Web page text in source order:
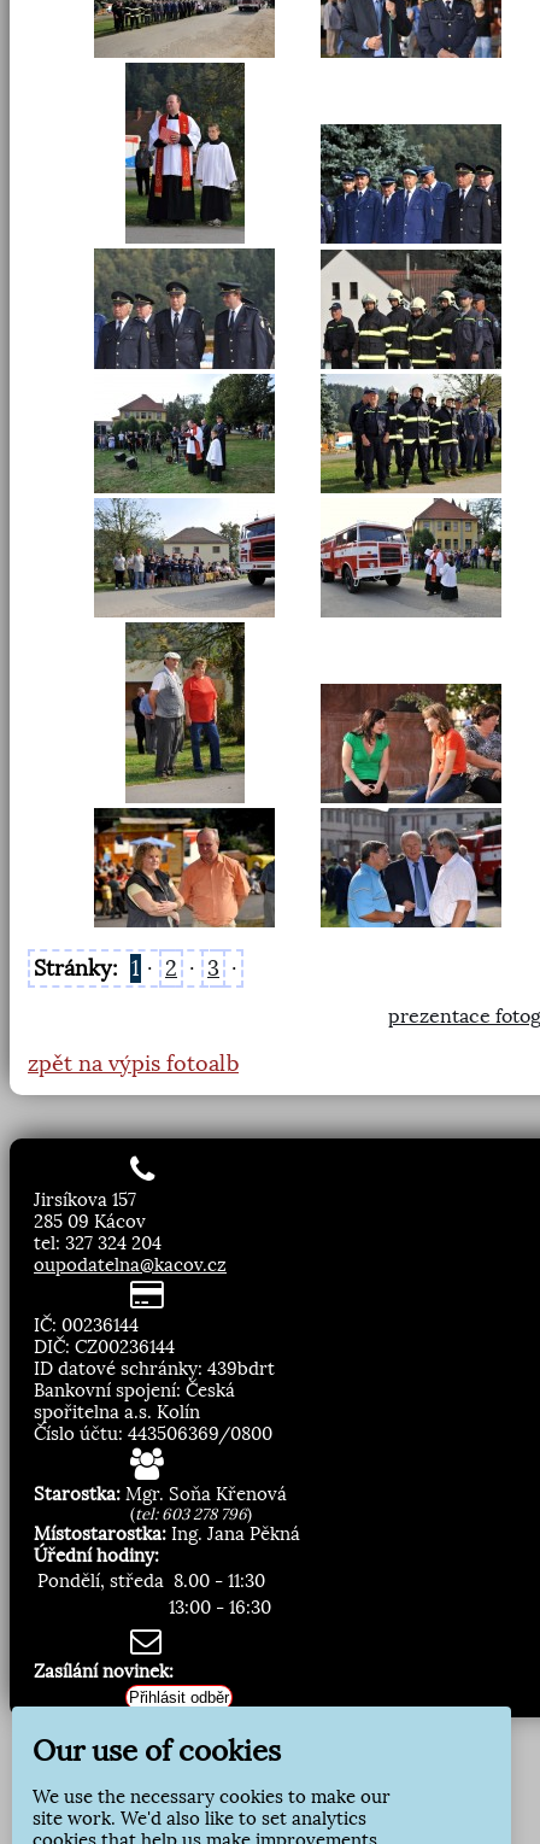
Stránky: 1 · 2 · 3 ·
prezentace
zpět na výpis fotoalb
Jirsíkova 157
285 09 Kácov
tel: 327 324 204
oupodatelna@kacov.cz
IČ: 00236144
DIČ: CZ00236144
ID datové schránky: 439bdrt
Bankovní spojení: Česká
spořitelna a.s. Kolín
Číslo účtu: 443506369/0800
Starostka: Mgr. Soňa Křenová
(tel: 603 278 796)
Místostarostka: Ing. Jana Pěkná
Úřední hodiny:
Pondělí, středa 8.00 - 11:30
13:00 - 16:30
Zasílání novinek:
Přihlásit odběr
Our use of cookies
We use the necessary cookies to make our
site work. We'd also like to set analytics